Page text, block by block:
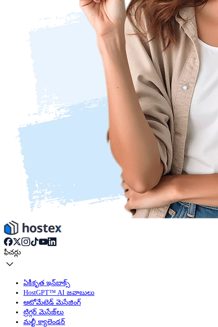
ఫీచర్లు
ఏకీకృత ఇన్‌బాక్స్
HostGPT™ AI జవాబులు
ఆటోమేటెడ్ మెసేజింగ్
ట్రిగ్గర్ మెసేజ్‌లు
మల్టీ క్యాలెండర్